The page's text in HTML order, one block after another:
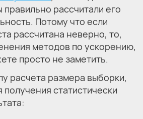
правильно рассчитали его
Потому что если
рассчитана неверно, то,
методов по ускорению,
просто не заметить.
расчета размера выборки,
статистически